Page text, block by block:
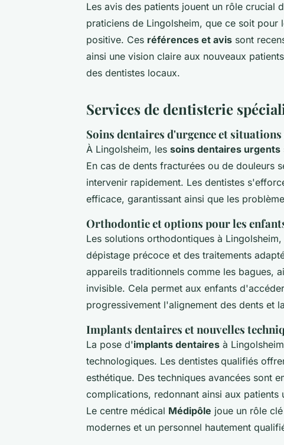
Les avis des patients jouent un rôle crucial
praticiens de Lingolsheim, que ce soit
positive. Ces références et avis sont
ainsi une vision claire aux nouveaux
des dentistes locaux.
Services de dentisterie
Soins dentaires d'urgence et
À Lingolsheim, les soins dentaires urgents
En cas de dents fracturées ou de douleurs
intervenir rapidement. Les dentistes
efficace, garantissant ainsi que les
Orthodontie et options pour les
Les solutions orthodontiques à
dépistage précoce et des traitements
appareils traditionnels comme les bagues,
invisible. Cela permet aux enfants
progressivement l'alignement des dents et
Implants dentaires et nouvelles
La pose d'implants dentaires à
technologiques. Les dentistes qualifiés
esthétique. Des techniques avancées sont
complications, redonnant ainsi aux
Le centre médical Médipôle joue un rôle
modernes et un personnel hautement